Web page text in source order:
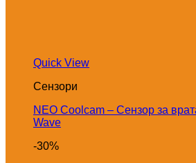
Quick View
Сензори
NEO Coolcam – Сензор за
Wave
-30%